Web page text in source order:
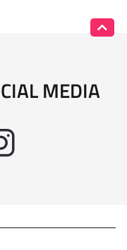
MEDIA